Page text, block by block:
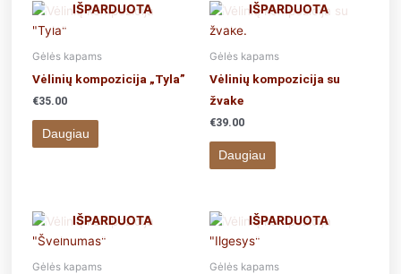
IŠPARDUOTA
Gėlės kapams
Vėlinių kompozicija „Tyla”
€35.00
Daugiau
IŠPARDUOTA
Gėlės kapams
Vėlinių kompozicija su
žvake
€39.00
Daugiau
IŠPARDUOTA
Gėlės kapams
IŠPARDUOTA
Gėlės kapams